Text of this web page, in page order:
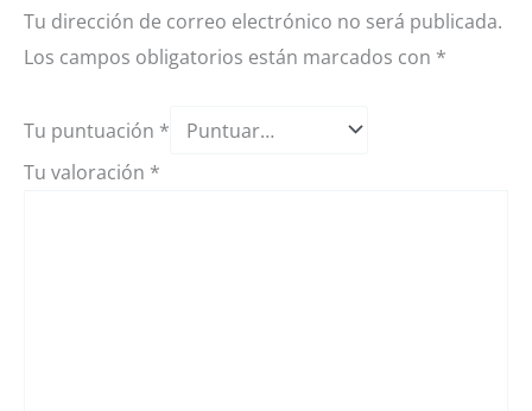
Tu dirección de correo electrónico no será publicada.
Los campos obligatorios están marcados con *
Tu puntuación *
Tu valoración *